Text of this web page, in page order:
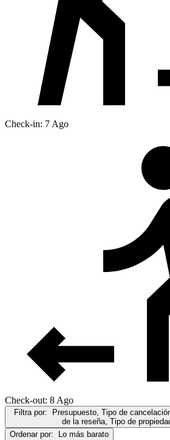
Check-in: 7 Ago
Check-out: 8 Ago
Filtra por:
Presupuesto, Tipo de
de la reseña, Tipo de
Ordenar por:
Lo más barato